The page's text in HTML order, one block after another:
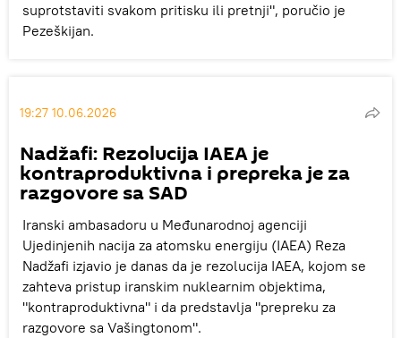
suprotstaviti svakom pritisku ili pretnji", poručio je
Pezeškijan.
19:27 10.06.2026
Nadžafi: Rezolucija IAEA je
kontraproduktivna i prepreka je za
razgovore sa SAD
Iranski ambasadoru u Međunarodnoj agenciji
Ujedinjenih nacija za atomsku energiju (IAEA) Reza
Nadžafi izjavio je danas da je rezolucija IAEA, kojom se
zahteva pristup iranskim nuklearnim objektima,
"kontraproduktivna" i da predstavlja "prepreku za
razgovore sa Vašingtonom".